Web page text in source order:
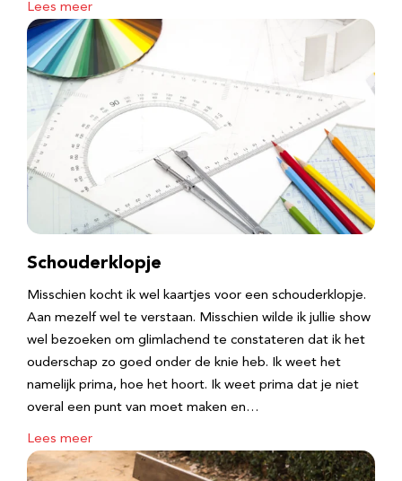
Lees meer
Schouderklopje
Misschien kocht ik wel kaartjes voor een schouderklopje.
Aan mezelf wel te verstaan. Misschien wilde ik jullie show
wel bezoeken om glimlachend te constateren dat ik het
ouderschap zo goed onder de knie heb. Ik weet het
namelijk prima, hoe het hoort. Ik weet prima dat je niet
overal een punt van moet maken en…
Lees meer